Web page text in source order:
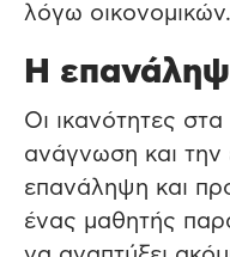
λόγω οικονομικών.
Η
Οι ικανότητες
ανάγνωση και την
επανάληψη και
ένας μαθητής